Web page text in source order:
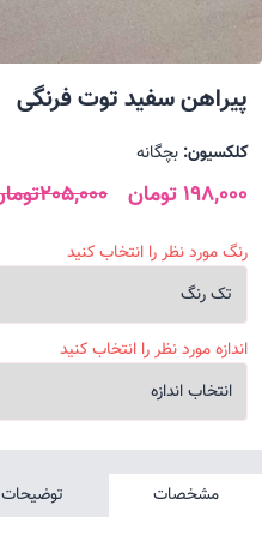
پیراهن سفید توت فرنگی
کلکسیون: بچگانه
198,000 تومان 205,000تومان
رنگ مورد نظر را انتخاب کنید
اندازه مورد نظر را انتخاب کنید
مشخصات توضیحات